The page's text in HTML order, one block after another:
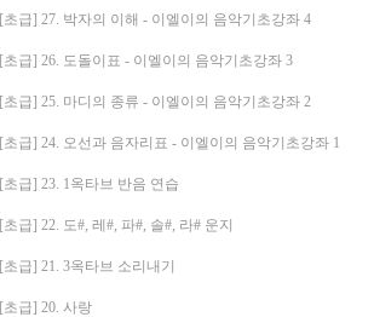
[초급] 27. 박자의 이해 - 이엘이의 음악기초강좌 4
[초급] 26. 도돌이표 - 이엘이의 음악기초강좌 3
[초급] 25. 마디의 종류 - 이엘이의 음악기초강좌 2
[초급] 24. 오선과 음자리표 - 이엘이의 음악기초강좌 1
[초급] 23. 1옥타브 반음 연습
[초급] 22. 도#, 레#, 파#, 솔#, 라# 운지
[초급] 21. 3옥타브 소리내기
[초급] 20. 사랑